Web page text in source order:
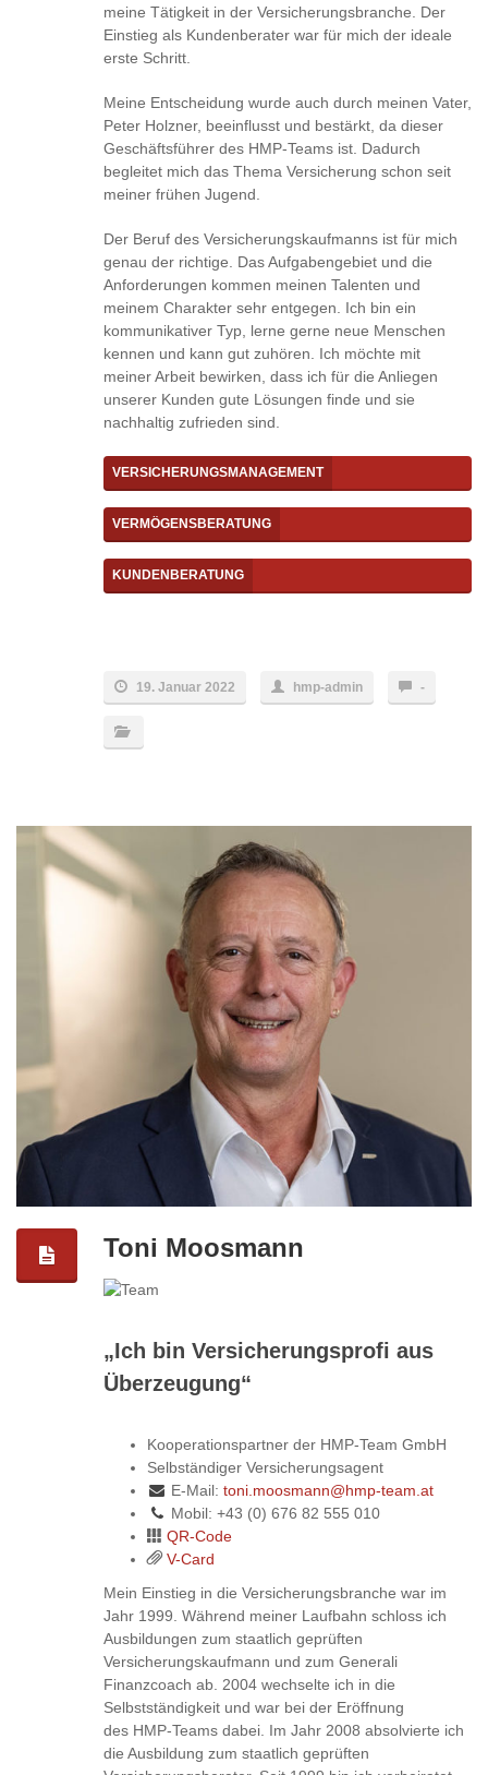
meine Tätigkeit in der Versicherungsbranche. Der
Einstieg als Kundenberater war für mich der ideale
erste Schritt.
Meine Entscheidung wurde auch durch meinen Vater,
Peter Holzner, beeinflusst und bestärkt, da dieser
Geschäftsführer des HMP-Teams ist. Dadurch
begleitet mich das Thema Versicherung schon seit
meiner frühen Jugend.
Der Beruf des Versicherungskaufmanns ist für mich
genau der richtige. Das Aufgabengebiet und die
Anforderungen kommen meinen Talenten und
meinem Charakter sehr entgegen. Ich bin ein
kommunikativer Typ, lerne gerne neue Menschen
kennen und kann gut zuhören. Ich möchte mit
meiner Arbeit bewirken, dass ich für die Anliegen
unserer Kunden gute Lösungen finde und sie
nachhaltig zufrieden sind.
VERSICHERUNGSMANAGEMENT
VERMÖGENSBERATUNG
KUNDENBERATUNG
19. Januar 2022 hmp-admin -
Toni Moosmann
„Ich bin Versicherungsprofi aus
Überzeugung“
Kooperationspartner der HMP-Team GmbH
Selbständiger Versicherungsagent
E-Mail: toni.moosmann@hmp-team.at
Mobil: +43 (0) 676 82 555 010
QR-Code
V-Card
Mein Einstieg in die Versicherungsbranche war im
Jahr 1999. Während meiner Laufbahn schloss ich
Ausbildungen zum staatlich geprüften
Versicherungskaufmann und zum Generali
Finanzcoach ab. 2004 wechselte ich in die
Selbstständigkeit und war bei der Eröffnung
des HMP-Teams dabei. Im Jahr 2008 absolvierte ich
die Ausbildung zum staatlich geprüften